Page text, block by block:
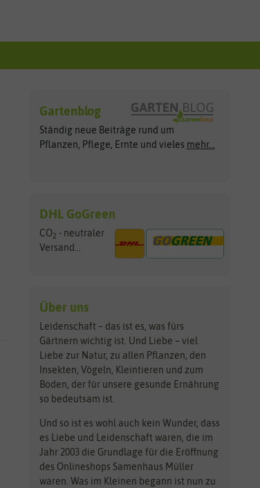
Gartenblog
Ständig neue Beiträge rund um
Pflanzen, Pflege, Ernte und vieles mehr...
DHL GoGreen
CO2 - neutraler
Versand...
Über uns
Leidenschaft – das ist es, was fürs
Gärtnern wichtig ist. Und Liebe – viel
Liebe zur Natur, zu allen Pflanzen, den
Insekten, Vögeln, Kleintieren und zum
Boden, der für unsere gesunde Ernährung
so bedeutsam ist.
Und so ist es wohl auch kein Wunder, dass
es Liebe und Leidenschaft waren, die im
Jahr 2003 die Grundlage für die Eröffnung
des Onlineshops Samenhaus Müller
waren. Was im Kleinen begann ist nun zu